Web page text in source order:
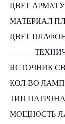
ЦВЕТ
МАТЕРИАЛ
ЦВЕТ
―――
ИСТОЧНИК
КОЛ-ВО
ТИП
МОЩНОСТЬ